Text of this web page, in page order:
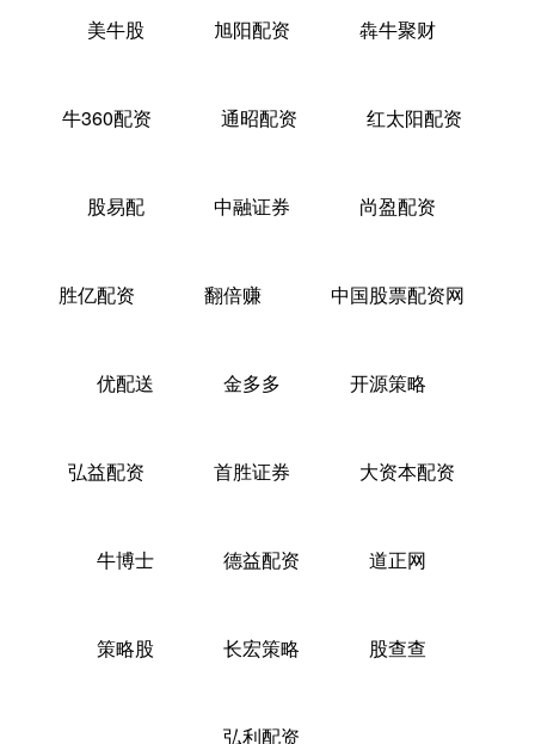
美牛股 旭阳配资 犇牛聚财
牛360配资 通昭配资 红太阳配资
股易配 中融证券 尚盈配资
胜亿配资 翻倍赚 中国股票配资网
优配送 金多多 开源策略
弘益配资 首胜证券 大资本配资
牛博士 德益配资 道正网
策略股 长宏策略 股查查
弘利配资